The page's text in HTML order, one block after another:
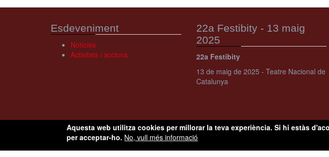
Esdeveniment
Notícies
Activitats i accions
22a Festibity - 13 maig
2025
22a Festibity
13 de maig de 2025 - Teatre Nacional de
Catalunya
Aquesta web utilitza cookies per millorar la teva experiència. Si hi estàs
per acceptar-ho. No, vull més informació